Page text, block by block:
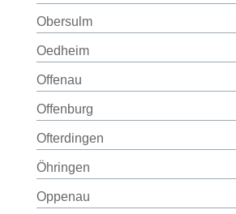
Obersulm
Oedheim
Offenau
Offenburg
Ofterdingen
Öhringen
Oppenau